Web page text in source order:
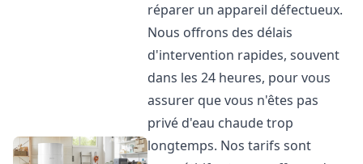
réparer un appareil défectueux.
Nous offrons des délais
d'intervention rapides, souvent
dans les 24 heures, pour vous
assurer que vous n'êtes pas
privé d'eau chaude trop
longtemps. Nos tarifs sont